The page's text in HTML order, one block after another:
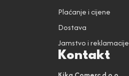
Plaćanje i cijene
Dostava
Jamstvo i reklamacije
Kontakt